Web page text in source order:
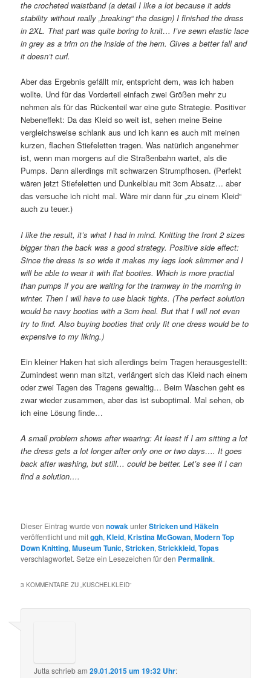
the crocheted waistband (a detail I like a lot because it adds
stability without really „breaking“ the design) I finished the dress
in 2XL. That part was quite boring to knit… I’ve sewn elastic lace
in grey as a trim on the inside of the hem. Gives a better fall and
it doesn’t curl.
Aber das Ergebnis gefällt mir, entspricht dem, was ich haben
wollte. Und für das Vorderteil einfach zwei Größen mehr zu
nehmen als für das Rückenteil war eine gute Strategie. Positiver
Nebeneffekt: Da das Kleid so weit ist, sehen meine Beine
vergleichsweise schlank aus und ich kann es auch mit meinen
kurzen, flachen Stiefeletten tragen. Was natürlich angenehmer
ist, wenn man morgens auf die Straßenbahn wartet, als die
Pumps. Dann allerdings mit schwarzen Strumpfhosen. (Perfekt
wären jetzt Stiefeletten und Dunkelblau mit 3cm Absatz… aber
das versuche ich nicht mal. Wäre mir dann für „zu einem Kleid“
auch zu teuer.)
I like the result, it’s what I had in mind. Knitting the front 2 sizes
bigger than the back was a good strategy. Positive side effect:
Since the dress is so wide it makes my legs look slimmer and I
will be able to wear it with flat booties. Which is more practial
than pumps if you are waiting for the tramway in the morning in
winter. Then I will have to use black tights. (The perfect solution
would be navy booties with a 3cm heel. But that I will not even
try to find. Also buying booties that only fit one dress would be to
expensive to my liking.)
Ein kleiner Haken hat sich allerdings beim Tragen herausgestellt:
Zumindest wenn man sitzt, verlängert sich das Kleid nach einem
oder zwei Tagen des Tragens gewaltig… Beim Waschen geht es
zwar wieder zusammen, aber das ist suboptimal. Mal sehen, ob
ich eine Lösung finde…
A small problem shows after wearing: At least if I am sitting a lot
the dress gets a lot longer after only one or two days…. It goes
back after washing, but still… could be better. Let’s see if I can
find a solution….
Dieser Eintrag wurde vonnowakunterStricken und Häkeln
veröffentlicht und mitggh,Kleid,Kristina McGowan,Modern Top
Down Knitting,Museum Tunic,Stricken,Strickkleid,Topas
verschlagwortet. Setze ein Lesezeichen für den Permalink.
3 KOMMENTARE ZU „KUSCHELKLEID“
Jutta schriebam29.01.2015 um 19:32 Uhr: